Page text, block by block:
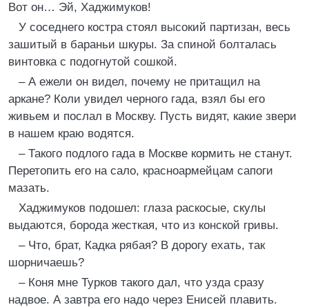
Вот он… Эй, Хаджимуков!
У соседнего костра стоял высокий партизан, весь
зашитый в бараньи шкуры. За спиной болталась
винтовка с подогнутой сошкой.
– А ежели он видел, почему не притащил на
аркане? Коли увидел черного гада, взял бы его
живьем и послал в Москву. Пусть видят, какие звери
в нашем краю водятся.
– Такого подлого гада в Москве кормить не станут.
Перетопить его на сало, красноармейцам сапоги
мазать.
Хаджимуков подошел: глаза раскосые, скулы
выдаются, борода жесткая, что из конской гривы.
– Что, брат, Кадка рябая? В дорогу ехать, так
шорничаешь?
– Коня мне Турков такого дал, что узда сразу
надвое. А завтра его надо через Енисей плавить.